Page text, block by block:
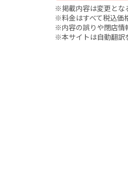
※掲載内容は変更とな
※料金はすべて税込価
※内容の誤りや閉店情
※本サイトは自動翻訳